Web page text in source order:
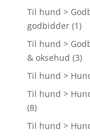
Til hund >
godbidder (1)
Til hund >
& oksehud (3)
Til hund >
Til hund >
(8)
Til hund >